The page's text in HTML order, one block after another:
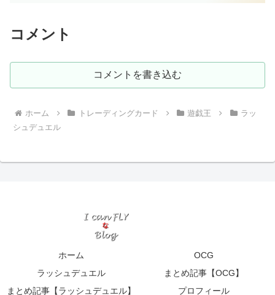
コメント
コメントを書き込む
ホーム トレーディングカード 遊戯王
ラッ
シュデュエル
ホーム
OCG
ラッシュデュエル
まとめ記事【OCG】
まとめ記事【ラッシュデュエル】
プロフィール